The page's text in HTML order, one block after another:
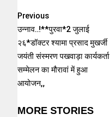
Previous
उन्नाव..!**पुरवा*2 जुलाई
२६*डॉक्टर श्यामा प्रसाद मुखर्जी
जयंती संस्मरण पखवाड़ा कार्यकर्ता
सम्मेलन का मौरावां में हुआ
आयोजन,,
MORE STORIES